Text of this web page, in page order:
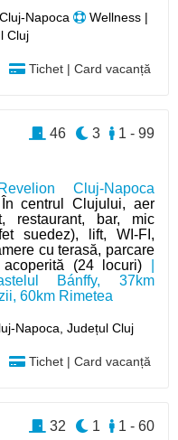
Napoca
Wellness |
Cluj
Tichet | Card vacanță
Cluj-Napoca
În centrul Clujului, aer
restaurant, bar, mic
suedez), lift, WI-FI,
cu terasă, parcare
acoperită (24 locuri)
Bánffy, 37km
60km Rimetea
Napoca,Județul Cluj
Tichet | Card vacanță
1 - 99
3
46
1 - 60
1
32